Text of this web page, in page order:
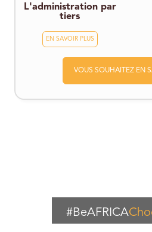
L'administration par
tiers
EN SAVOIR PLUS
VOUS SOUHAITEZ EN
#BeAFRICA